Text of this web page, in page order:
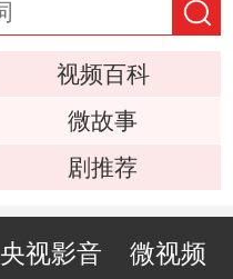
视频百科
微故事
剧推荐
央视影音 微视频